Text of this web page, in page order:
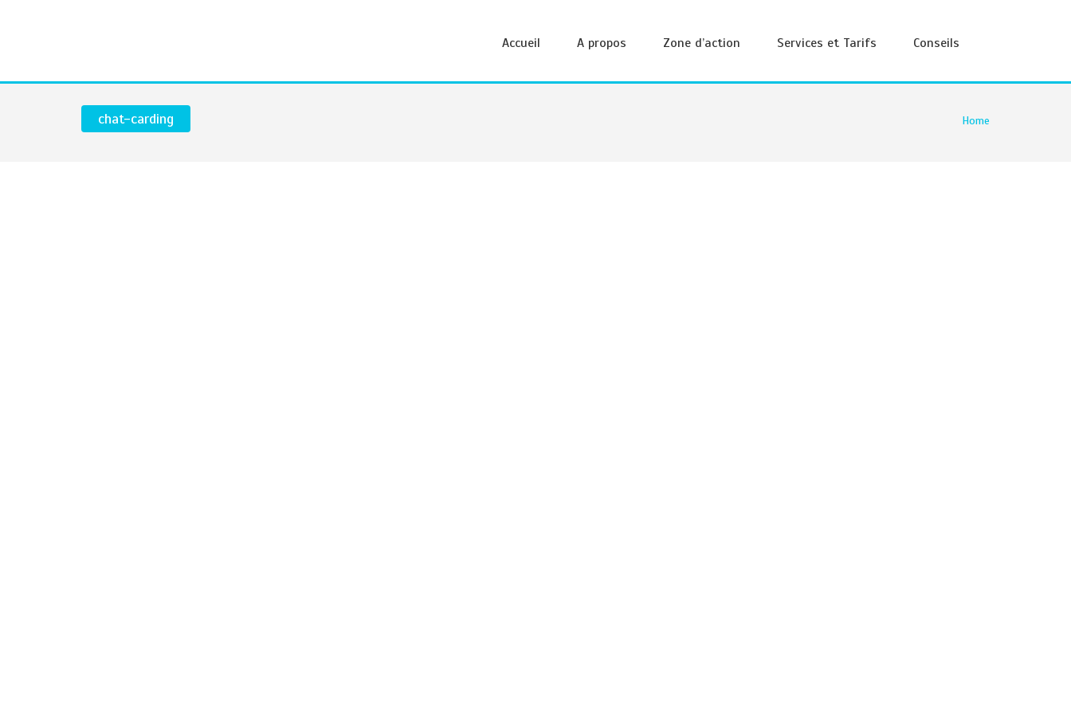
Accueil A propos Zone d’action Services et Tarifs Conseils
chat-carding Home